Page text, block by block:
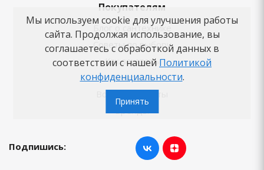
Покупателям
Блог о сантехнике
Советы по выбору
Как заказать
Новости
Бренды
Подпишись:
Мы используем cookie для улучшения работы
сайта. Продолжая использование, вы
соглашаетесь с обработкой данных в
соответствии с нашей Политикой
конфиденциальности.
Принять